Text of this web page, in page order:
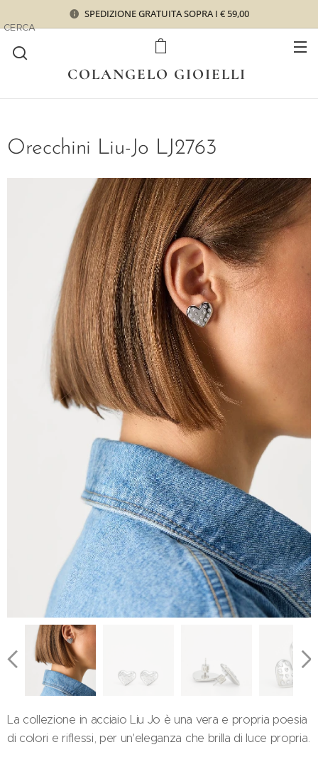
SPEDIZIONE GRATUITA SOPRA I € 59,00
COLANGELO GIOIELLI
CERCA
Orecchini Liu-Jo LJ2763
La collezione in acciaio Liu Jo è una vera e propria poesia
di colori e riflessi, per un'eleganza che brilla di luce propria.